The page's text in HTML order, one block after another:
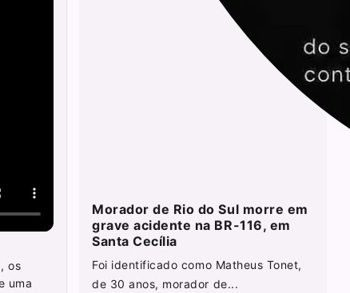
os
uma
Morador de Rio do Sul morre em
grave acidente na BR-116, em
Santa Cecília
Foi identificado como Matheus Tonet,
de 30 anos, morador de...